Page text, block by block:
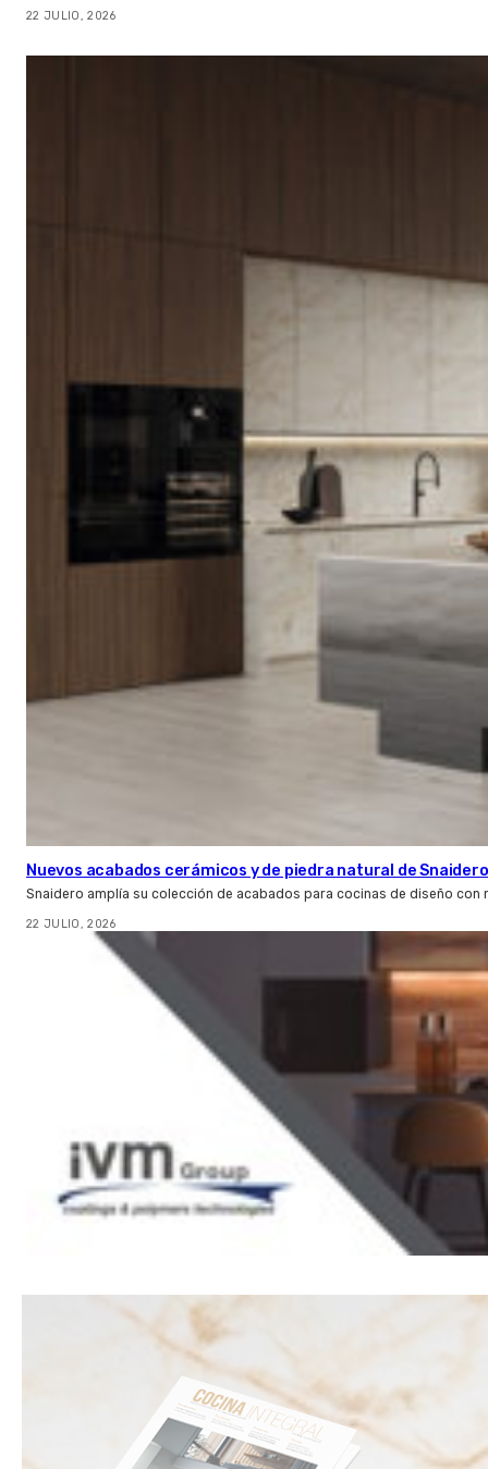
22 JULIO, 2026
Nuevos acabados cerámicos y de piedra natural de Snaidero
Snaidero amplía su colección de acabados para cocinas de diseño
22 JULIO, 2026